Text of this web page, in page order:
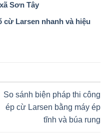
Sơn Tây
cừ Larsen nhanh và hiệu
So sánh biện pháp thi công
ép cừ Larsen bằng máy ép
tĩnh và búa rung